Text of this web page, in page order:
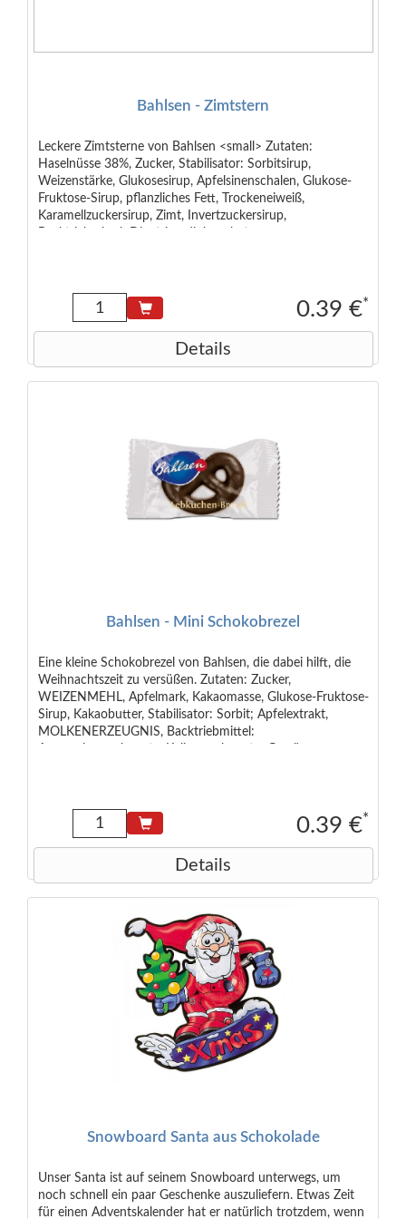
Bahlsen - Zimtstern
Leckere Zimtsterne von Bahlsen <small> Zutaten:
Haselnüsse 38%, Zucker, Stabilisator: Sorbitsirup,
Weizenstärke, Glukosesirup, Apfelsinenschalen, Glukose-
Fruktose-Sirup, pflanzliches Fett, Trockeneiweiß,
Karamellzuckersirup, Zimt, Invertzuckersirup,
0.39 €*
Details
Bahlsen - Mini Schokobrezel
Eine kleine Schokobrezel von Bahlsen, die dabei hilft, die
Weihnachtszeit zu versüßen. Zutaten: Zucker,
WEIZENMEHL, Apfelmark, Kakaomasse, Glukose-Fruktose-
Sirup, Kakaobutter, Stabilisator: Sorbit; Apfelextrakt,
MOLKENERZEUGNIS, Backtriebmittel:
0.39 €*
Details
Snowboard Santa aus Schokolade
Unser Santa ist auf seinem Snowboard unterwegs, um
noch schnell ein paar Geschenke auszuliefern. Etwas Zeit
für einen Adventskalender hat er natürlich trotzdem, wenn